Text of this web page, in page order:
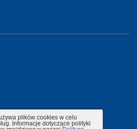
plików cookies w celu
Informacje dotyczące polityki